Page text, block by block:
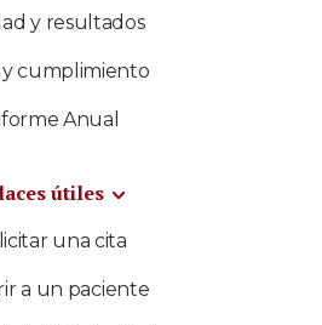
y resultados
y cumplimiento
Anual
útiles
una cita
a un paciente